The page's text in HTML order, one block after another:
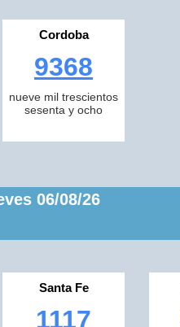
Cordoba
9368
nueve mil trescientos
sesenta y ocho
06/08/26
Santa Fe
1117